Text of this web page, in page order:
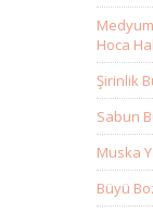
Hoca
Şirinlik
Sabun
Muska
Büyü